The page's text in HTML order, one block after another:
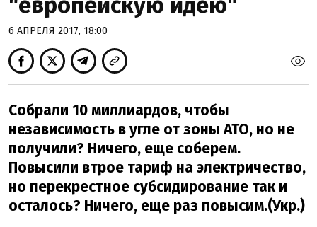
6 АПРЕЛЯ 2017, 18:00
Собрали 10 миллиардов, чтобы
независимость в угле от зоны АТО, но не
получили? Ничего, еще соберем.
Повысили втрое тариф на электричество,
но перекрестное субсидирование так и
осталось? Ничего, еще раз повысим.(Укр.)